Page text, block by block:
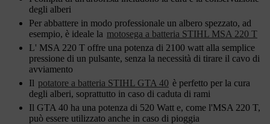
degli alberi
Per abbattere in modo professionale un albero spezzato, ad
esempio, è ideale la motosega a batteria STIHL MSA 220 T
L' MSA 220 T offre una potenza di 2100 watt alla semplice
pressione di un pulsante, senza la necessità di tirare il cavo di
avviamento
Il potatore a batteria STIHL GTA 40 è perfetto per la cura
degli alberi, soprattutto in caso di caduta di rami
Il GTA 40 ha una potenza di 520 Watt e, come l'MSA 220 T,
può essere utilizzato anche in caso di pioggia